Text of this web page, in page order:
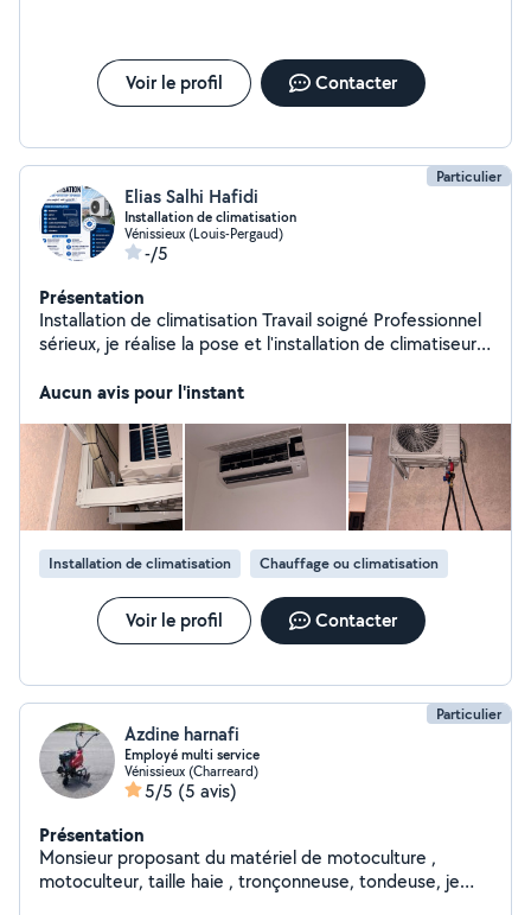
robinetterie -remplacement cumulus -remplacement de
chaudière -remplacement radiateur -Pose plancher
chauffant -désembouage réseau chauffage -création
pour machine a laver ou lave vaisselle -Ect....
Voir le profil Contacter
Particulier
Elias Salhi Hafidi
Installation de climatisation
Vénissieux (Louis-Pergaud)
-/5
Présentation
Installation de climatisation Travail soigné Professionnel
sérieux, je réalise la pose et l'installation de climatiseurs
monosplit et multisplit, mise en place des unités
et finitions soignées. Travail propre et de qualité
Respect des délais Conseils personnalisés devis gratuit
Aucun avis pour l'instant
Installation de climatisation Chauffage ou climatisation
Voir le profil Contacter
Particulier
Azdine harnafi
Employé multi service
Vénissieux (Charreard)
5/5 (5 avis)
Présentation
Monsieur proposant du matériel de motoculture ,
motoculteur, taille haie , tronçonneuse, tondeuse, je